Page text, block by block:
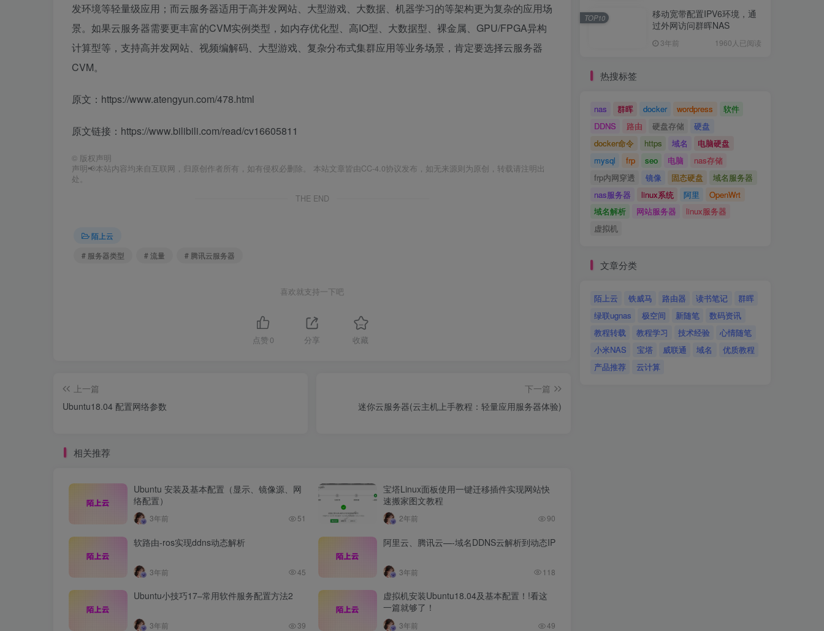
发环境等轻量级应用；而云服务器适用于高并发网站、大型游戏、大数据、机器学习的等架构更为复杂的应用场
景。如果云服务器需要更丰富的CVM实例类型，如内存优化型、高IO型、大数据型、裸金属、GPU/FPGA异构
计算型等，支持高并发网站、视频编解码、大型游戏、复杂分布式集群应用等业务场景，肯定要选择云服务器
CVM。
原文：https://www.atengyun.com/478.html
原文链接：https://www.bilibili.com/read/cv16605811
© 版权声明
声明📢本站内容均来自互联网，归原创作者所有，如有侵权必删除。 本站文章皆由CC-4.0协议发布，如无来源则为原创，转载请注明出
处。
THE END
陌上云
# 服务器类型
# 流量 # 腾讯云服务器
喜欢就支持一下吧
点赞 0 分享 收藏
上一篇
Ubuntu18.04 配置网络参数
下一篇
迷你云服务器(云主机上手教程：轻量应用服务器体验)
相关推荐
Ubuntu 安装及基本配置（显示、镜像源、网
络配置）
3年前 51
宝塔Linux面板使用一键迁移插件实现网站快
速搬家图文教程
2年前 90
软路由-ros实现ddns动态解析
3年前 45
阿里云、腾讯云—-域名DDNS云解析到动态IP
3年前 118
Ubuntu小技巧17–常用软件服务配置方法2
3年前 39
虚拟机安装Ubuntu18.04及基本配置！!看这
一篇就够了！
3年前 49
移动宽带配置IPV6环境，通
过外网访问群晖NAS
3年前 1960人已阅读
TOP10
热搜标签
nas 群晖 docker wordpress
软件
DDNS
路由 硬盘存储
硬盘
docker命令
https 域名
电脑硬盘
mysql
frp seo 电脑
nas存储
frp内网穿透
镜像 固态硬盘
域名服务器
nas服务器
linux系统 阿里
OpenWrt
域名解析
网站服务器
linux服务器
虚拟机
文章分类
陌上云 铁威马 路由器 读书笔记
群晖
绿联ugnas
极空间 新随笔
数码资讯
教程转载
教程学习 技术经验
心情随笔
小米NAS
宝塔 威联通 域名
优质教程
产品推荐
云计算